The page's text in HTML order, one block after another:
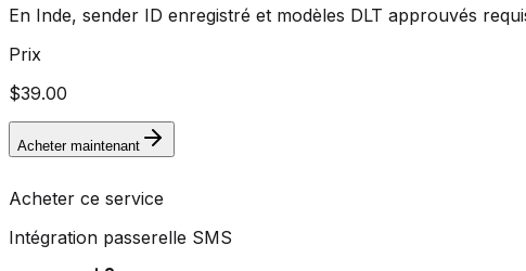
En Inde, sender ID enregistré et modèles DLT approuvés
Prix
$39.00
Acheter maintenant
Acheter ce service
Intégration passerelle SMS